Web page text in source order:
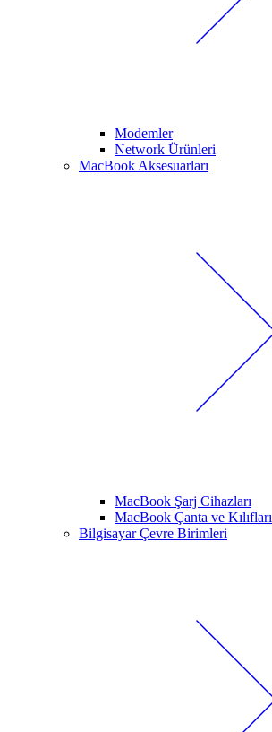
Modemler
Network Ürünleri
MacBook Aksesuarları
MacBook Şarj Cihazları
MacBook Çanta ve Kılıfları
Bilgisayar Çevre Birimleri